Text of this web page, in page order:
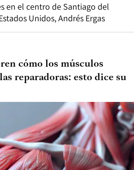
en el centro de Santiago del
Unidos, Andrés Ergas
cómo los músculos
reparadoras: esto dice su